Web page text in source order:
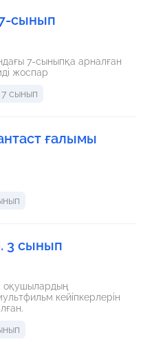
сынып
7-сыныпқа арналған
жоспар
7 сынып
ғалымы
3 сынып
оқушылардың
кейіпкерлерін